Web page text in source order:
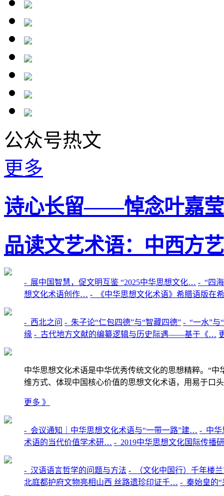
公众号热文
更多
诗心长留——悼念叶嘉
品读文艺术语：中西方
- 展中国智慧，促文明互鉴 “2025中华思想文化… - “四
想文化术语创作… - 《中华思想文化术语》希腊语版在
- 西北之问 - 朱子论“仁包四德”与“智藏四德” - “一水”
缘 - 古代地方文献的编纂逻辑与历史际遇——基于《…
中华思想文化术语是中华优秀传统文化的思想精粹。“
维方式、体现中国核心价值的思想文化术语，用易于口
更多 》
- 会议通知｜中华思想文化术语与“一带一路”建… - 中
术语的当代价值学术研… - 2019中华思想文化国际传播
- 汉语语言哲学的问题与方法 -
（文化中国行）千年楼
北庭都护府文物亮相山西 丝路遗珍印证千… - 秦始皇的“